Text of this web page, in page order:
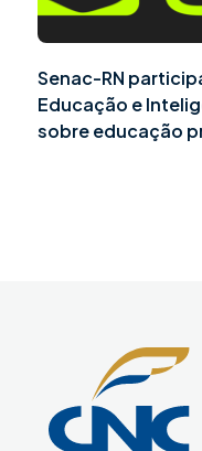
Senac-RN
Educação e
sobre educação